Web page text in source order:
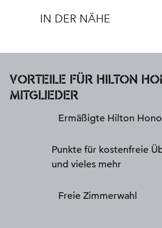
IN DER NÄHE
VORTEILE FÜR HILTON
MITGLIEDER
Ermäßigte Hilton
Punkte für kostenfreie
und vieles mehr
Freie Zimmerwahl